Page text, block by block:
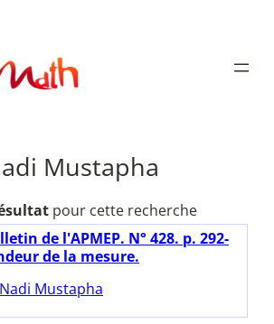
Mustapha
pour cette recherche
de l'APMEP. N° 428. p. 292-
de la mesure.
Nadi Mustapha